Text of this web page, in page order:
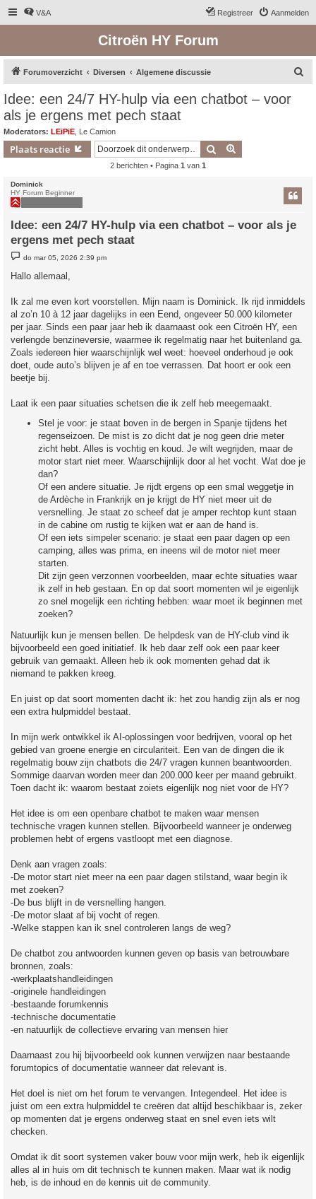
V&A Aanmelden
Registreer
Citroën HY Forum
Forumoverzicht Diversen Algemene discussie
Idee: een 24/7 HY-hulp via een chatbot – voor
als je ergens met pech staat
Moderators: LEiPiE Le Camion
Plaats reactie Zoek
2 berichten • Pagina 1 van 1
Dominick
HY Forum Beginner
Idee: een 24/7 HY-hulp via een chatbot – voor als je
ergens met pech staat
e
r
i
t
do mar 05, 2026 2:39 pm
Hallo allemaal,
Ik zal me even kort voorstellen. Mijn naam is Dominick. Ik rijd inmiddels
al zo’n 10 à 12 jaar dagelijks in een Eend, ongeveer 50.000 kilometer
per jaar. Sinds een paar jaar heb ik daarnaast ook een Citroën HY, een
verlengde benzineversie, waarmee ik regelmatig naar het buitenland ga.
Zoals iedereen hier waarschijnlijk wel weet: hoeveel onderhoud je ook
doet, oude auto’s blijven je af en toe verrassen. Dat hoort er ook een
beetje bij.
Laat ik een paar situaties schetsen die ik zelf heb meegemaakt.
Stel je voor: je staat boven in de bergen in Spanje tijdens het
regenseizoen. De mist is zo dicht dat je nog geen drie meter
zicht hebt. Alles is vochtig en koud. Je wilt wegrijden, maar de
motor start niet meer. Waarschijnlijk door al het vocht. Wat doe je
dan?
Of een andere situatie. Je rijdt ergens op een smal weggetje in
de Ardèche in Frankrijk en je krijgt de HY niet meer uit de
versnelling. Je staat zo scheef dat je amper rechtop kunt staan
in de cabine om rustig te kijken wat er aan de hand is.
Of een iets simpeler scenario: je staat een paar dagen op een
camping, alles was prima, en ineens wil de motor niet meer
starten.
Dit zijn geen verzonnen voorbeelden, maar echte situaties waar
ik zelf in heb gestaan. En op dat soort momenten wil je eigenlijk
zo snel mogelijk een richting hebben: waar moet ik beginnen met
zoeken?
Natuurlijk kun je mensen bellen. De helpdesk van de HY-club vind ik
bijvoorbeeld een goed initiatief. Ik heb daar zelf ook een paar keer
gebruik van gemaakt. Alleen heb ik ook momenten gehad dat ik
niemand te pakken kreeg.
En juist op dat soort momenten dacht ik: het zou handig zijn als er nog
een extra hulpmiddel bestaat.
In mijn werk ontwikkel ik AI-oplossingen voor bedrijven, vooral op het
gebied van groene energie en circulariteit. Een van de dingen die ik
regelmatig bouw zijn chatbots die 24/7 vragen kunnen beantwoorden.
Sommige daarvan worden meer dan 200.000 keer per maand gebruikt.
Toen dacht ik: waarom bestaat zoiets eigenlijk nog niet voor de HY?
Het idee is om een openbare chatbot te maken waar mensen
technische vragen kunnen stellen. Bijvoorbeeld wanneer je onderweg
problemen hebt of ergens vastloopt met een diagnose.
Denk aan vragen zoals:
-De motor start niet meer na een paar dagen stilstand, waar begin ik
met zoeken?
-De bus blijft in de versnelling hangen.
-De motor slaat af bij vocht of regen.
-Welke stappen kan ik snel controleren langs de weg?
De chatbot zou antwoorden kunnen geven op basis van betrouwbare
bronnen, zoals:
-werkplaatshandleidingen
-originele handleidingen
-bestaande forumkennis
-technische documentatie
-en natuurlijk de collectieve ervaring van mensen hier
Daarnaast zou hij bijvoorbeeld ook kunnen verwijzen naar bestaande
forumtopics of documentatie wanneer dat relevant is.
Het doel is niet om het forum te vervangen. Integendeel. Het idee is
juist om een extra hulpmiddel te creëren dat altijd beschikbaar is, zeker
op momenten dat je ergens onderweg staat en snel even iets wilt
checken.
Omdat ik dit soort systemen vaker bouw voor mijn werk, heb ik eigenlijk
alles al in huis om dit technisch te kunnen maken. Maar wat ik nodig
heb, is de inhoud en de kennis uit de community.